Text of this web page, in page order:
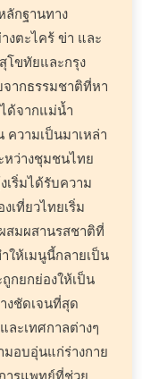
ลักฐานทาง
งตะไคร้ ข่า และ
โขทัยและกรุง
ากธรรมชาติที่หา
ด้จากแม่น้ำ
ความเป็นมาเหล่า
หว่างชุมชนไทย
เริ่มได้รับความ
เที่ยวไทยเริ่ม
สมผสานรสชาติที่
ให้เมนูนี้กลายเป็น
กยกย่องให้เป็น
งชัดเจนที่สุด
ละเทศกาลต่างๆ
มอบอุ่นแก่ร่างกาย